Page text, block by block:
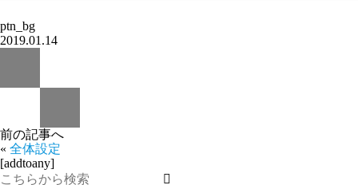
ptn_bg
2019.01.14
前の記事へ
« 全体設定
[addtoany]